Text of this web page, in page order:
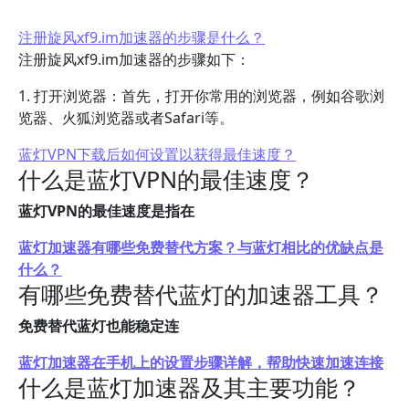
注册旋风xf9.im加速器的步骤是什么？
注册旋风xf9.im加速器的步骤如下：
1. 打开浏览器：首先，打开你常用的浏览器，例如谷歌浏
览器、火狐浏览器或者Safari等。
蓝灯VPN下载后如何设置以获得最佳速度？
什么是蓝灯VPN的最佳速度？
蓝灯VPN的最佳速度是指在
蓝灯加速器有哪些免费替代方案？与蓝灯相比的优缺点是
什么？
有哪些免费替代蓝灯的加速器工具？
免费替代蓝灯也能稳定连
蓝灯加速器在手机上的设置步骤详解，帮助快速加速连接
什么是蓝灯加速器及其主要功能？